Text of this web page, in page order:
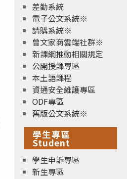
差勤系統
電子公文系統※
請購系統※
曾文家商雲端社群※
新課綱推動相關規定
公開授課專區
本土語課程
資通安全維護專區
ODF專區
舊版公文系統※
學生專區
Student
學生申訴專區
新生專區